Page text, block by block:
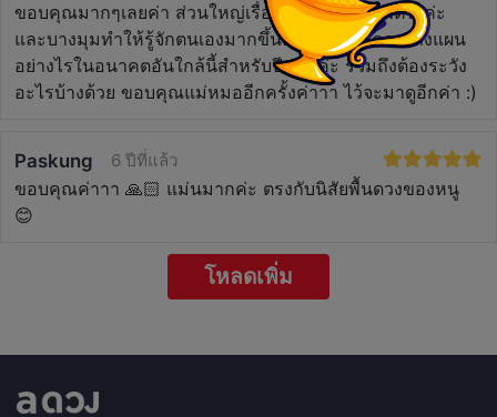
ขอบคุณมากๆเลยค่า ส่วนใหญ่เรื่องนิสัยบุคลิกภาพตรงค่ะ
และบางมุมทำให้รู้จักตนเองมากขึ้นค่ะ และรู้ว่าควรวางแผน
อย่างไรในอนาคตอันใกล้นี้สำหรับปีหน้าค่ะ รวมถึงต้องระวัง
อะไรบ้างด้วย ขอบคุณแม่หมออีกครั้งค่าาา ไว้จะมาดูอีกค่า :)
Paskung 6 ปีที่แล้ว
ขอบคุณค่าาา 🙏🏻 แม่นมากค่ะ ตรงกับนิสัยพื้นดวงของหนู
😊
โหลดเพิ่ม